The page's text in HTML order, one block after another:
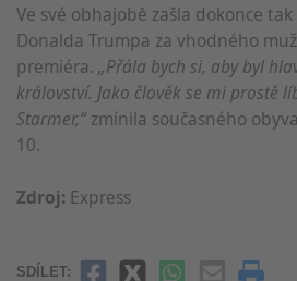
Ve své obhajobě zašla dokonce
Donalda Trumpa za vhodného
premiéra. „Přála bych si, aby byl
království. Jako člověk se mi prostě
Starmer,“zmínila současného
10.
Zdroj: Express
SDÍLET: